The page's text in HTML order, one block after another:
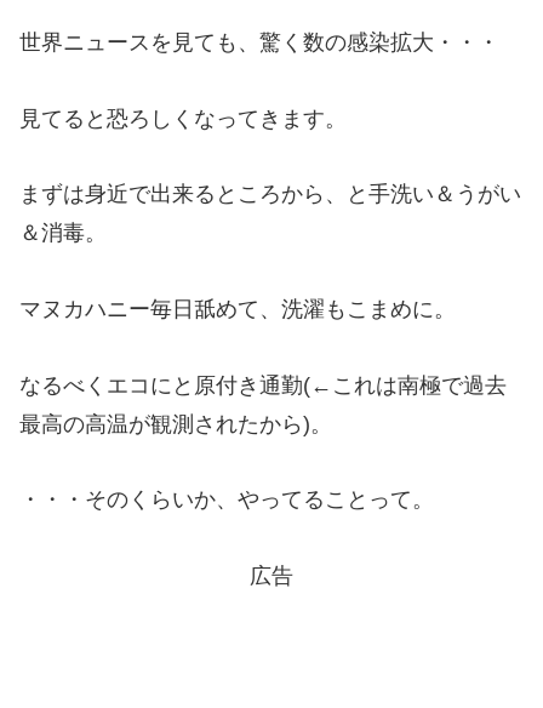
世界ニュースを見ても、驚く数の感染拡大・・・
見てると恐ろしくなってきます。
まずは身近で出来るところから、と手洗い＆うがい
＆消毒。
マヌカハニー毎日舐めて、洗濯もこまめに。
なるべくエコにと原付き通勤(←これは南極で過去
最高の高温が観測されたから)。
・・・そのくらいか、やってることって。
広告